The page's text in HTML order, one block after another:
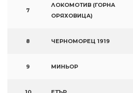
7
ЛОКОМОТИВ (ГОРНА
ОРЯХОВИЦА)
8 ЧЕРНОМОРЕЦ 1919
9 МИНЬОР